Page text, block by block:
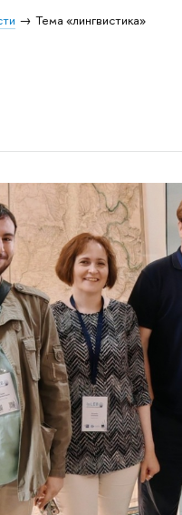
Тема «лингвистика»